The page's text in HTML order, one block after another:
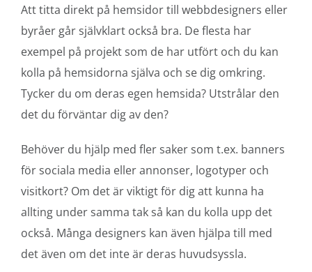
Att titta direkt på hemsidor till webbdesigners eller
byråer går självklart också bra. De flesta har
exempel på projekt som de har utfört och du kan
kolla på hemsidorna själva och se dig omkring.
Tycker du om deras egen hemsida? Utstrålar den
det du förväntar dig av den?
Behöver du hjälp med fler saker som t.ex. banners
för sociala media eller annonser, logotyper och
visitkort? Om det är viktigt för dig att kunna ha
allting under samma tak så kan du kolla upp det
också. Många designers kan även hjälpa till med
det även om det inte är deras huvudsyssla.